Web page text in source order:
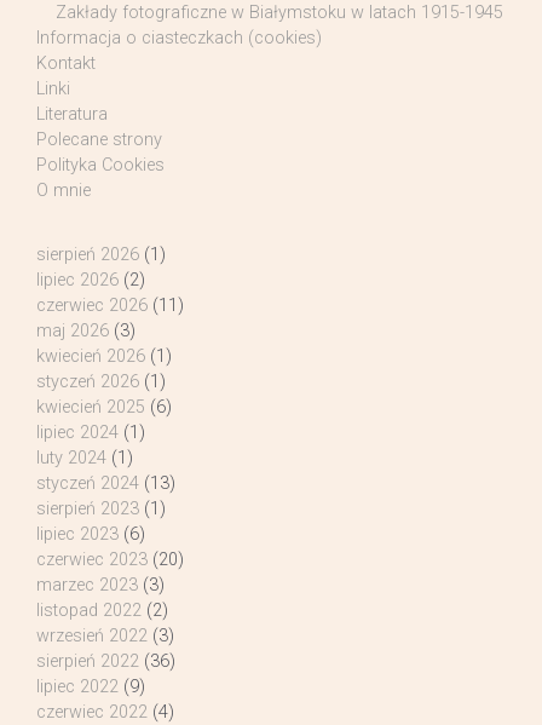
Zakłady fotograficzne w Białymstoku w latach 1915-1945
Informacja o ciasteczkach (cookies)
Kontakt
Linki
Literatura
Polecane strony
Polityka Cookies
O mnie
sierpień 2026 (1)
lipiec 2026 (2)
czerwiec 2026 (11)
maj 2026 (3)
kwiecień 2026 (1)
styczeń 2026 (1)
kwiecień 2025 (6)
lipiec 2024 (1)
luty 2024 (1)
styczeń 2024 (13)
sierpień 2023 (1)
lipiec 2023 (6)
czerwiec 2023 (20)
marzec 2023 (3)
listopad 2022 (2)
wrzesień 2022 (3)
sierpień 2022 (36)
lipiec 2022 (9)
czerwiec 2022 (4)